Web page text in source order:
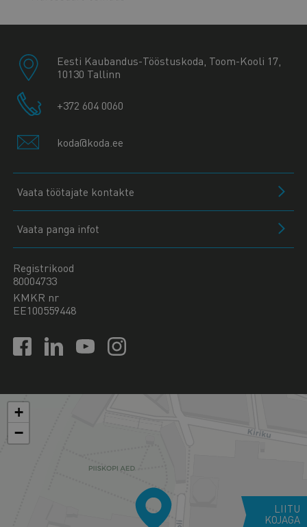
Eesti Kaubandus-Tööstuskoda, Toom-Kooli 17,
10130 Tallinn
+372 604 0060
koda@koda.ee
Vaata töötajate kontakte
Vaata panga infot
Registrikood
80004733
KMKR nr
EE100559448
+
−
LIITU
KOJAGA